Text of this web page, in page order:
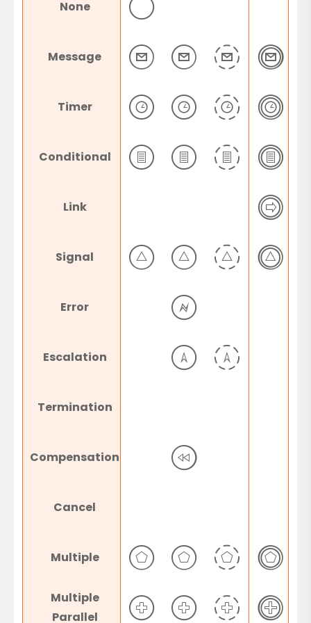
None
Message
Timer
Conditional
Link
Signal
Error
Escalation
Termination
Compensation
Cancel
Multiple
Multiple
Parallel